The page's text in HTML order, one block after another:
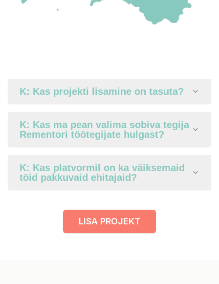
K: Kas projekti lisamine on tasuta?
K: Kas ma pean valima sobiva tegija
Rementori töötegijate hulgast?
K: Kas platvormil on ka väiksemaid
töid pakkuvaid ehitajaid?
LISA PROJEKT